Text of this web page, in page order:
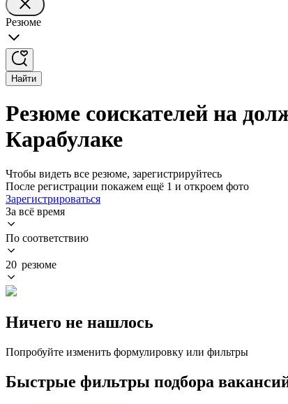
Резюме
Найти
Резюме соискателей на
Карабулаке
Чтобы видеть все резюме, зарегистрируйтесь
После регистрации покажем ещё 1 и откроем фото
Зарегистрироваться
За всё время
По соответствию
20 резюме
Ничего не нашлось
Попробуйте изменить формулировку или фильтры
Быстрые фильтры подбора